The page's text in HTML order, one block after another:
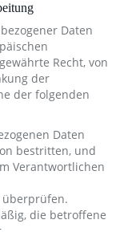
Daten
Recht, von
der
der folgenden
Daten
bestritten, und
Verantwortlichen
überprüfen.
die betroffene